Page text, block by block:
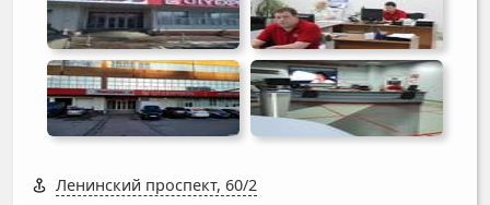
Ленинский проспект, 60/2